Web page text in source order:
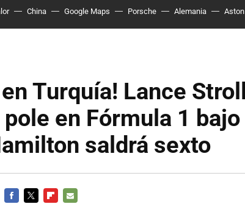
China Google Maps Porsche Alemania
en Turquía! Lance
en Fórmula 1
saldrá sexto